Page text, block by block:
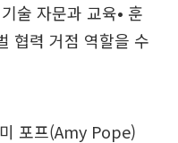
술 자문과 교육• 훈
협력 거점 역할을 수
포프(Amy Pope)